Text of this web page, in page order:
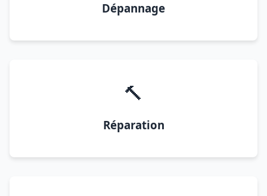
Dépannage
🔨
Réparation